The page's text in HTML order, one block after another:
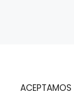
ACEPTAMOS